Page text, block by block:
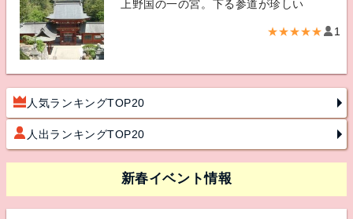
上野国の一の宮。下る参道が珍しい
★★★★★ 1
人気ランキングTOP20
人出ランキングTOP20
新春イベント情報